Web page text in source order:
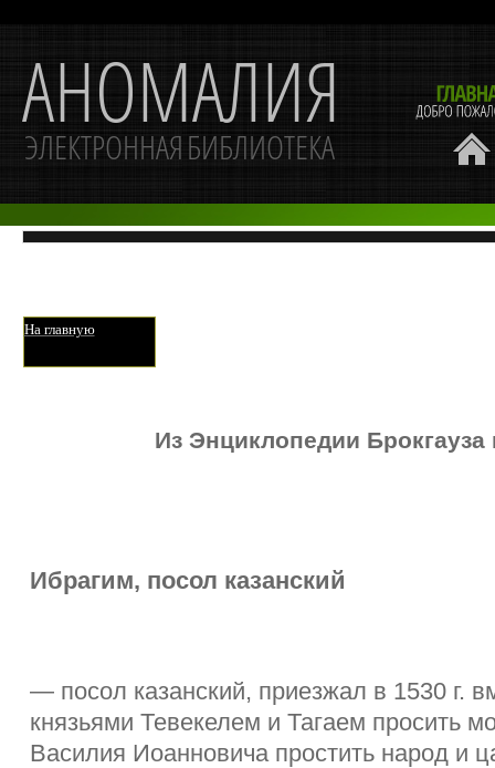
На главную
Из Энциклопедии
Ибрагим, посол казанский
— посол казанский, приезжал в 1530 г.
князьями Тевекелем и Тагаем просить
Василия Иоанновича простить народ и